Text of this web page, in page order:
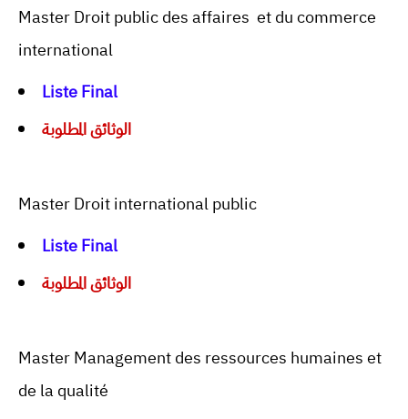
Master Droit public des affaires et du commerce
international
Liste Final
الوثائق المطلوبة
Master Droit international public
Liste Final
الوثائق المطلوبة
Master Management des ressources humaines et
de la qualité